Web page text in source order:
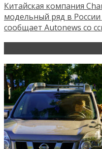
Китайская компания
модельный ряд в
сообщает Autonews со